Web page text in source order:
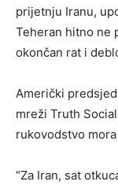
prijetnju Iranu,
Teheran hitno ne
okončan rat i
Američki
mreži Truth
rukovodstvo
“Za Iran, sat